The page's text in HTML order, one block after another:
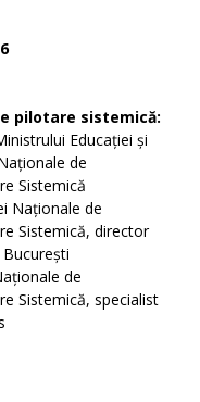
pilotare sistemică:
Educației și
de
Sistemică
Naționale de
Sistemică, director
de
Sistemică, specialist